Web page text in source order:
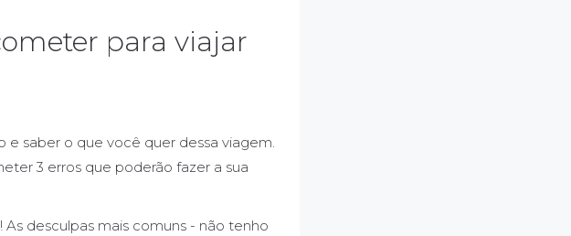
para viajar
saber o que você quer dessa viagem.
3 erros que poderão fazer a sua
desculpas mais comuns - não tenho